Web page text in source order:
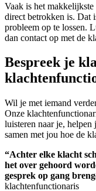
Vaak is het makkelijkste
direct betrokken is. Dat
probleem op te lossen.
dan contact op met de
Bespreek je
Wil je met iemand
Onze
luisteren naar je, helpen
samen met jou hoe de
“Achter elke klacht
het over gehoord
gesprek op gang
klachtenfunctionaris